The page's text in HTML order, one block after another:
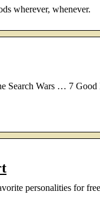
wherever, whenever.
Search Wars … 7
personalities for